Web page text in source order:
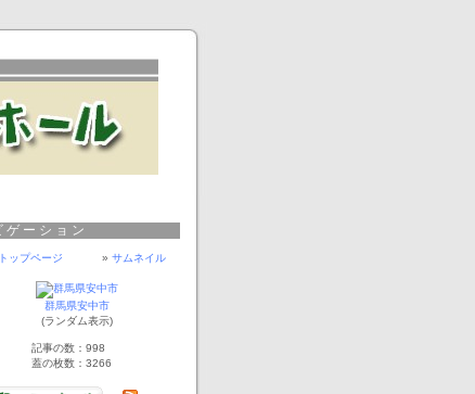
ゲーション
トップページ » サムネイル
群馬県安中市
(ランダム表示)
の数：998
枚数：3266